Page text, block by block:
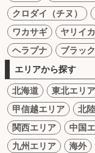
クロダイ（チヌ）
ワカサギ
ヤリイカ
ヘラブナ
ブラッ
エリアから探す
北海道 東北エリア
甲信越エリア
北
関西エリア
中国
九州エリア
海外